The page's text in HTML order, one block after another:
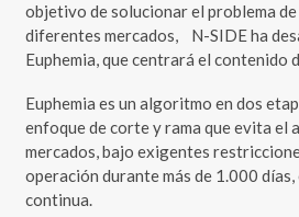
objetivo de solucionar el problema
diferentes mercados, N-SIDE ha
Euphemia, que centrará el contenido
Euphemia es un algoritmo en dos
enfoque de corte y rama que evita el
mercados, bajo exigentes
operación durante más de 1.000
continua.